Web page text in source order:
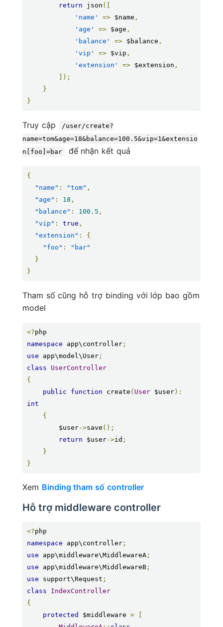
return json ([
'name'
=> $name ,
'age'
=> $age ,
'balance'
=> $balance ,
'vip'
=> $vip ,
'extension'
=> $extension ,
]);
}
}
Truy cập
/user/create?
name=tom&age=18&balance=100.5&vip=1&extensio
n[foo]=bar
để nhận kết quả
{
"name" : "tom" ,
"age" : 18 ,
"balance" : 100.5 ,
"vip" : true ,
"extension" :
{
"foo" :
"bar"
}
}
Tham số cũng hỗ trợ binding với lớp bao gồm
model
<?
namespace app\controller;
use app\model\User;
class
UserController
{
public
function create ( User $user):
int
{
        $user
->save ();
return $user->id ;
}
}
Xem Binding tham số controller
Hỗ trợ middleware controller
<?
namespace app\controller;
use app\middleware\MiddlewareA;
use app\middleware\MiddlewareB;
use support\Request ;
class
IndexController
{
protected
$middleware =